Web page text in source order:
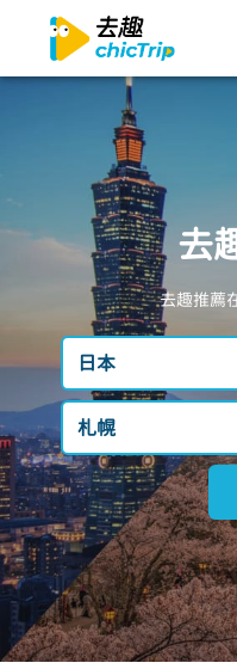
去
去趣推薦
日本
台灣
日本
韓國
香港
澳門
札幌
不限區域
東京
大阪
沖繩